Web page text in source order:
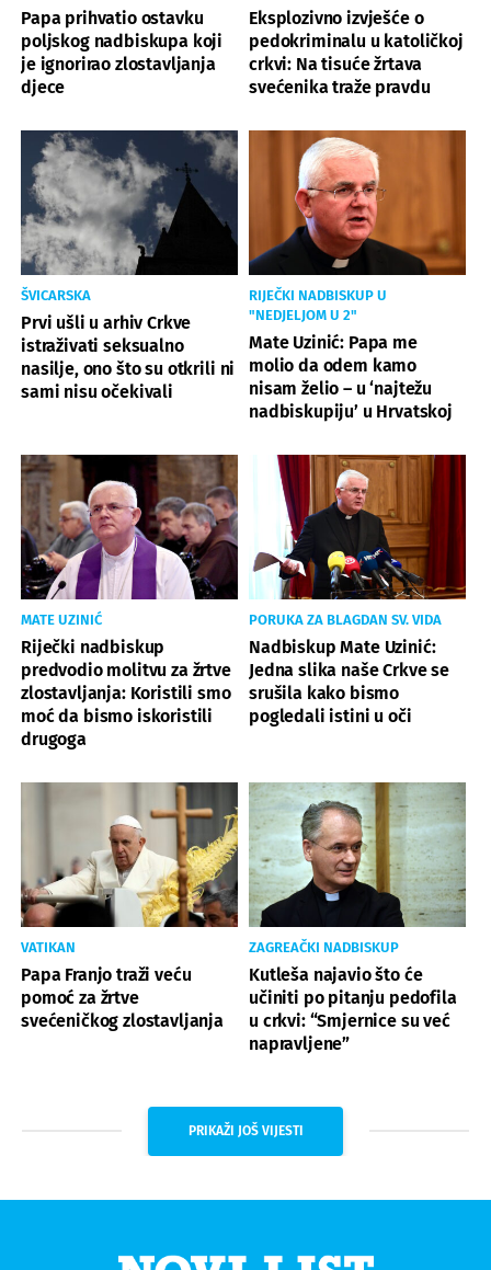
Papa prihvatio ostavku
poljskog nadbiskupa koji
je ignorirao zlostavljanja
djece
Eksplozivno izvješće o
pedokriminalu u katoličkoj
crkvi: Na tisuće žrtava
svećenika traže pravdu
ŠVICARSKA
Prvi ušli u arhiv Crkve
istraživati seksualno
nasilje, ono što su otkrili ni
sami nisu očekivali
RIJEČKI NADBISKUP U
"NEDJELJOM U 2"
Mate Uzinić: Papa me
molio da odem kamo
nisam želio – u ‘najtežu
nadbiskupiju’ u Hrvatskoj
MATE UZINIĆ
Riječki nadbiskup
predvodio molitvu za žrtve
zlostavljanja: Koristili smo
moć da bismo iskoristili
drugoga
PORUKA ZA BLAGDAN SV. VIDA
Nadbiskup Mate Uzinić:
Jedna slika naše Crkve se
srušila kako bismo
pogledali istini u oči
VATIKAN
Papa Franjo traži veću
pomoć za žrtve
svećeničkog zlostavljanja
ZAGREAČKI NADBISKUP
Kutleša najavio što će
učiniti po pitanju pedofila
u crkvi: “Smjernice su već
napravljene”
PRIKAŽI JOŠ VIJESTI